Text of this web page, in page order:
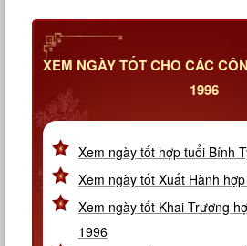
XEM NGÀY TỐT CHO CÁC
1996
Xem ngày tốt hợp tuổi Bính
Xem ngày tốt Xuất Hành
Xem ngày tốt Khai Trương
1996